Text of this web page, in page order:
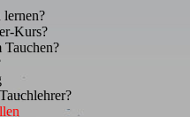
Kurs?
Tauchen?